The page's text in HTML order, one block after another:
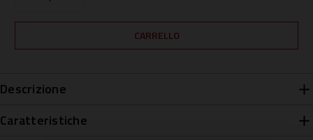
Descrizione
Caratteristiche